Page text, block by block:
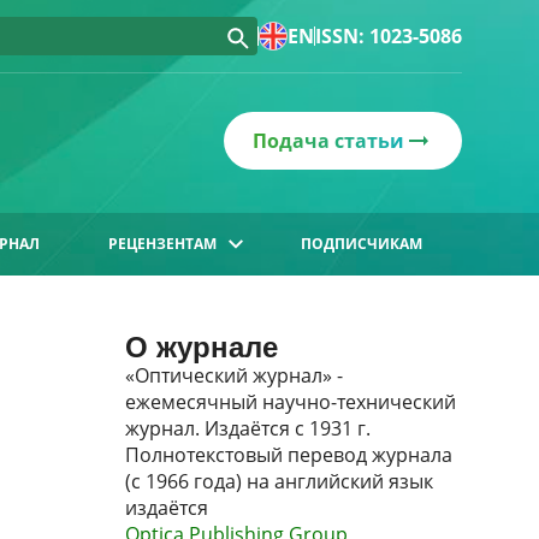
ENISSN: 1023-5086
Подача статьи
РЕЦЕНЗЕНТАМ ПОДПИСЧИКАМ
О журнале
«Оптический журнал» -
ежемесячный научно-технический
журнал. Издаётся с 1931 г.
Полнотекстовый перевод журнала
(с 1966 года) на английский язык
издаётся